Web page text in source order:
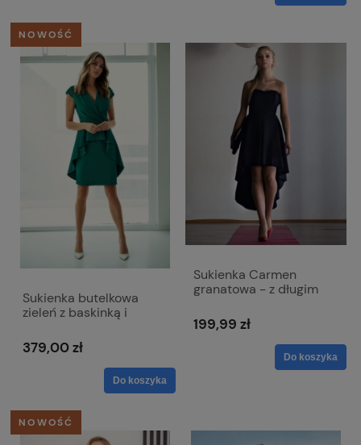
Sukienka butelkowa
zieleń z baskinką i
Simona
379,00 zł
Do koszyka
NOWOŚĆ
Sukienka Carmen
granatowa - z długim
ramionami
199,99 zł
Do koszyka
NOWOŚĆ